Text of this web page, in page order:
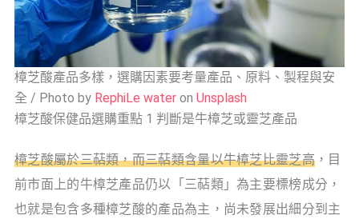
樟芝酸產品多樣，選購因素要考量產品、原料、製程與安
全 / Photo by RephiLe water on Unsplash
樟芝酸保健品選購重點 1 判斷是牛樟芝或靈芝產品
樟芝酸屬於三萜類，而三萜類含量以牛樟芝比靈芝高，目
前市面上的牛樟芝產品仍以「三萜類」為主要標榜成分，
也就是包含多種樟芝酸的產品為主，尚未發展出細分到主